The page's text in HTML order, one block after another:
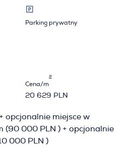
Parking prywatny
Cena/m
2
20 629 PLN
opcjonalnie miejsce w
(90 000 PLN ) + opcjonalnie
000 PLN )